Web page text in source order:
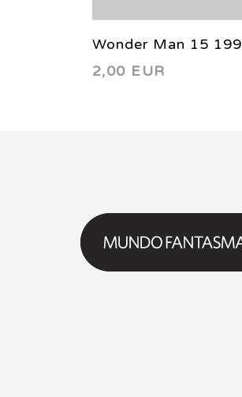
Wonder Man 15
2,00 EUR